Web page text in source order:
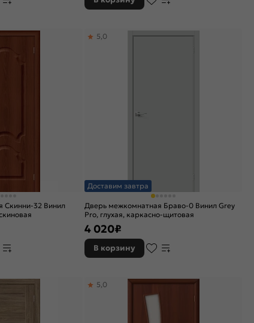
Скинни-32 Винил
Доставим завтра
Дверь межкомнатная Браво-0 Винил Grey
Pro, глухая, каркасно-щитовая
5,0
4 020₽
В корзину
5,0